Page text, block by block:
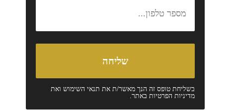
בשליחת טופס זה הנך מאשר/ת את תנאי השימושואת
מדיניות הפרטיותבאתר.